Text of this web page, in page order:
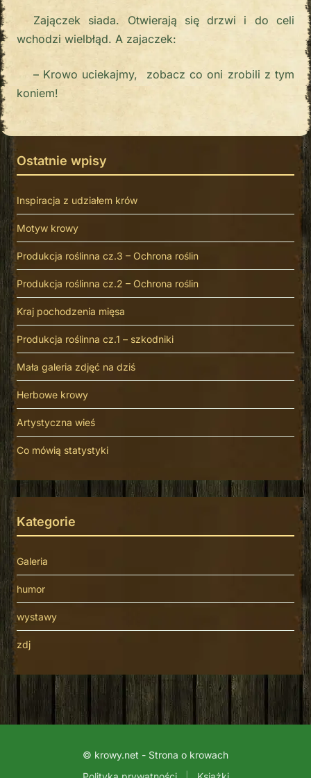
Zajączek siada. Otwierają się drzwi i do celi
wchodzi wielbłąd. A zajaczek:
– Krowo uciekajmy, zobacz co oni zrobili z tym
koniem!
Ostatnie wpisy
Inspiracja z udziałem krów
Motyw krowy
Produkcja roślinna cz.3 – Ochrona roślin
Produkcja roślinna cz.2 – Ochrona roślin
Kraj pochodzenia mięsa
Produkcja roślinna cz.1 – szkodniki
Mała galeria zdjęć na dziś
Herbowe krowy
Artystyczna wieś
Co mówią statystyki
Kategorie
Galeria
humor
wystawy
zdj
© krowy.net - Strona o krowach